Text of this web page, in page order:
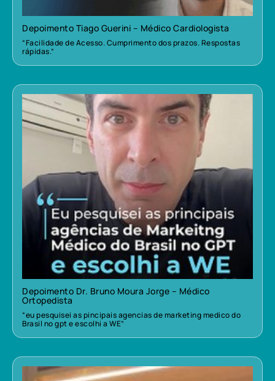
Depoimento Tiago Guerini – Médico Cardiologista
“Facilidade de Acesso. Cumprimento dos prazos. Respostas
rápidas.”
Depoimento Dr. Bruno Moura Jorge – Médico
Ortopedista
“eu pesquisei as pincipais agencias de marketing medico do
Brasil no gpt e escolhi a WE”